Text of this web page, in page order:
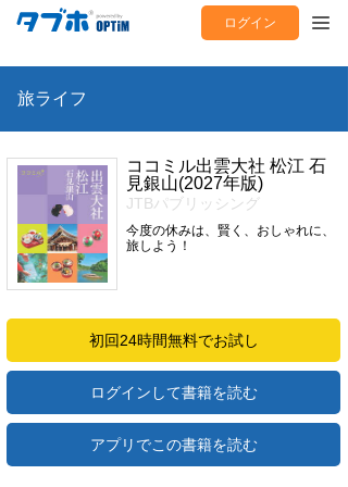
ログイン
旅ライフ
ココミル出雲大社 松江 石
見銀山(2027年版)
JTBパブリッシング
今度の休みは、賢く、おしゃれに、
旅しよう！
初回24時間無料でお試し
ログインして書籍を読む
アプリでこの書籍を読む